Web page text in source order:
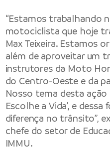
“Estamos trabalhando
motociclista que hoje
Max Teixeira. Estamos
além de aproveitar um
instrutores da Moto
do Centro-Oeste e da
Nosso tema desta ação
Escolhe a Vida’, e
diferença no trânsito”,
chefe do setor de
IMMU.